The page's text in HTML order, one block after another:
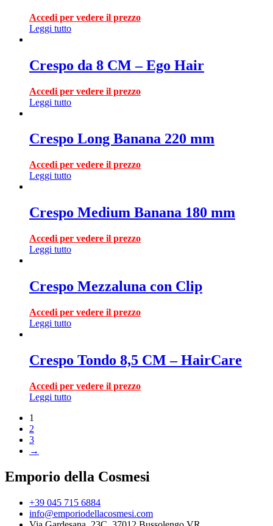
Accedi per vedere il prezzo
Leggi tutto
Crespo da 8 CM – Ego Hair
Accedi per vedere il prezzo
Leggi tutto
Crespo Long Banana 220 mm
Accedi per vedere il prezzo
Leggi tutto
Crespo Medium Banana 180 mm
Accedi per vedere il prezzo
Leggi tutto
Crespo Mezzaluna con Clip
Accedi per vedere il prezzo
Leggi tutto
Crespo Tondo 8,5 CM – HairCare
Accedi per vedere il prezzo
Leggi tutto
1
2
3
→
Emporio della Cosmesi
+39 045 715 6884
info@emporiodellacosmesi.com